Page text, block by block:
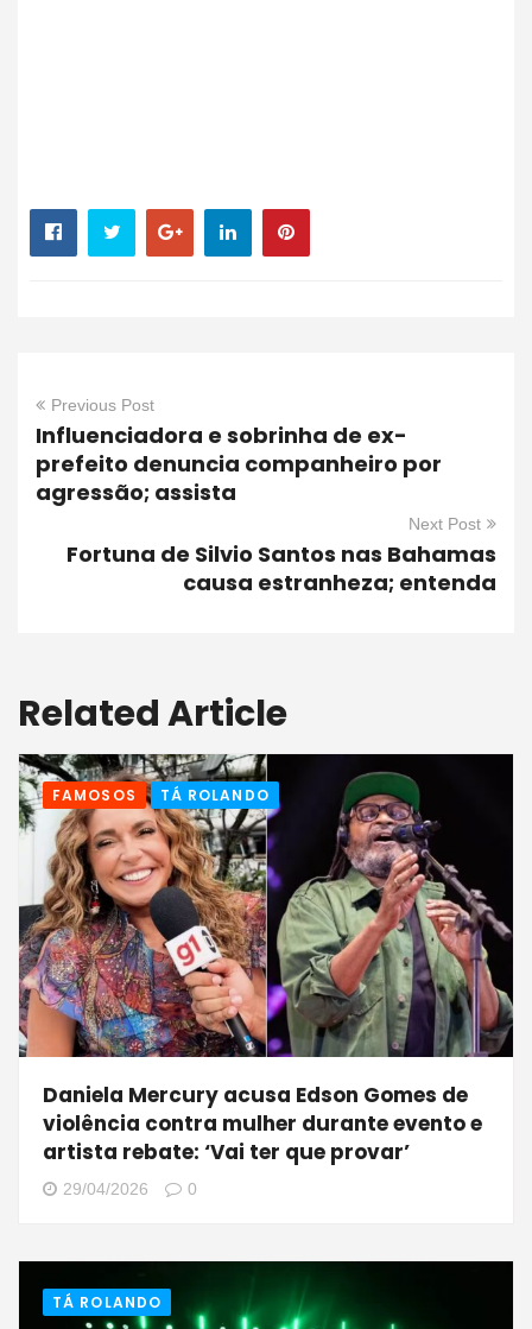
Previous Post
Influenciadora e sobrinha de ex-
prefeito denuncia companheiro por
agressão; assista
Next Post
Fortuna de Silvio Santos nas Bahamas
causa estranheza; entenda
Related Article
FAMOSOS TÁ ROLANDO
Daniela Mercury acusa Edson Gomes de
violência contra mulher durante evento e
artista rebate: ‘Vai ter que provar’
29/04/2026 0
TÁ ROLANDO